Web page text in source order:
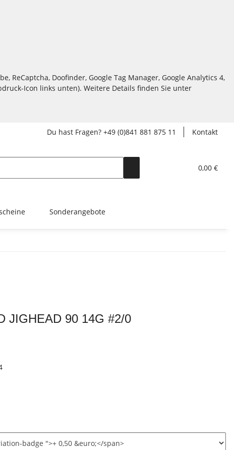
ReCaptcha, Doofinder, Google Tag Manager, Google Analytics 4,
Icon links unten). Weitere Details finden Sie unter
Du hast Fragen? +49 (0)841 881 875 11
Kontakt
0,00 €
Sonderangebote
JIGHEAD 90 14G #2/0